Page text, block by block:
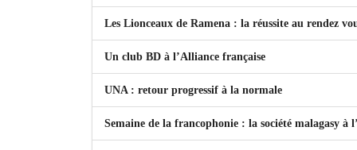
Les Lionceaux de Ramena : la réussite au rendez
Un club BD à l’Alliance française
UNA : retour progressif à la normale
Semaine de la francophonie : la société malagasy à